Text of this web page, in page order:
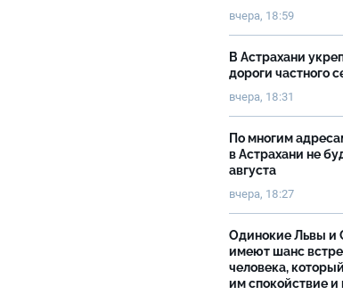
вчера, 18:59
В Астрахани
дороги частного
вчера, 18:31
По многим
в Астрахани не
августа
вчера, 18:27
Одинокие Львы и
имеют шанс
человека,
им спокойствие